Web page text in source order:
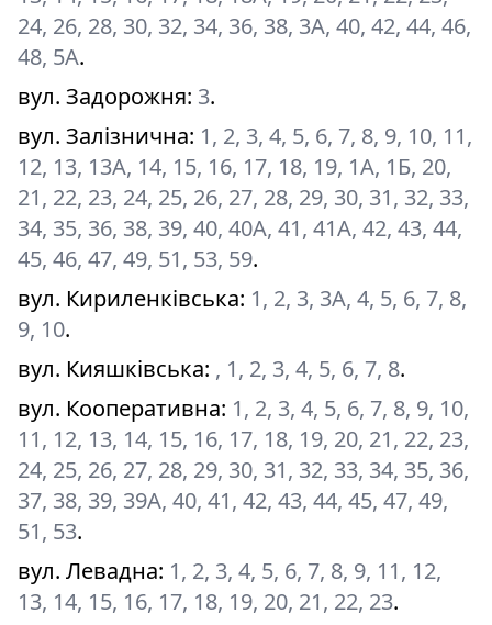
24, 26, 28, 30, 32, 34, 36, 38, 3A, 40, 42, 44, 46,
48, 5A.
вул. Задорожня: 3.
вул. Залізнична: 1, 2, 3, 4, 5, 6, 7, 8, 9, 10, 11,
12, 13, 13A, 14, 15, 16, 17, 18, 19, 1A, 1Б, 20,
21, 22, 23, 24, 25, 26, 27, 28, 29, 30, 31, 32, 33,
34, 35, 36, 38, 39, 40, 40A, 41, 41A, 42, 43, 44,
45, 46, 47, 49, 51, 53, 59.
вул. Кириленківська: 1, 2, 3, 3A, 4, 5, 6, 7, 8,
9, 10.
вул. Кияшківська: , 1, 2, 3, 4, 5, 6, 7, 8.
вул. Кооперативна: 1, 2, 3, 4, 5, 6, 7, 8, 9, 10,
11, 12, 13, 14, 15, 16, 17, 18, 19, 20, 21, 22, 23,
24, 25, 26, 27, 28, 29, 30, 31, 32, 33, 34, 35, 36,
37, 38, 39, 39A, 40, 41, 42, 43, 44, 45, 47, 49,
51, 53.
вул. Левадна: 1, 2, 3, 4, 5, 6, 7, 8, 9, 11, 12,
13, 14, 15, 16, 17, 18, 19, 20, 21, 22, 23.